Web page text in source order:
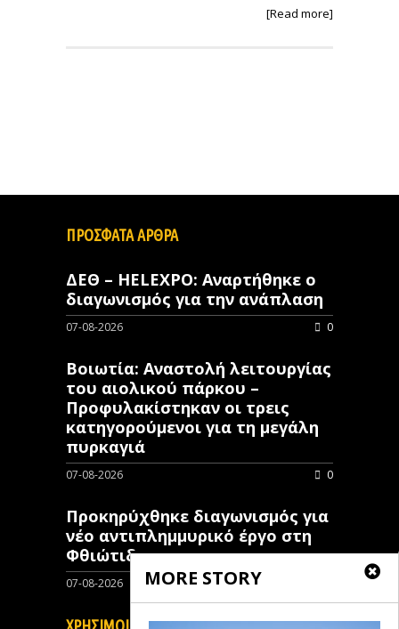
[Read more]
MORE STORY
ΠΡΟΣΦΑΤΑ ΑΡΘΡΑ
ΔΕΘ – HELEXPO: Αναρτήθηκε ο
διαγωνισμός για την ανάπλαση
07-08-2026 0
Βοιωτία: Αναστολή λειτουργίας
του αιολικού πάρκου –
Προφυλακίστηκαν οι τρεις
κατηγορούμενοι για τη μεγάλη
πυρκαγιά
07-08-2026 0
Προκηρύχθηκε διαγωνισμός για
νέo αντιπλημμυρικό έργο στη
Φθιώτιδα
07-08-2026